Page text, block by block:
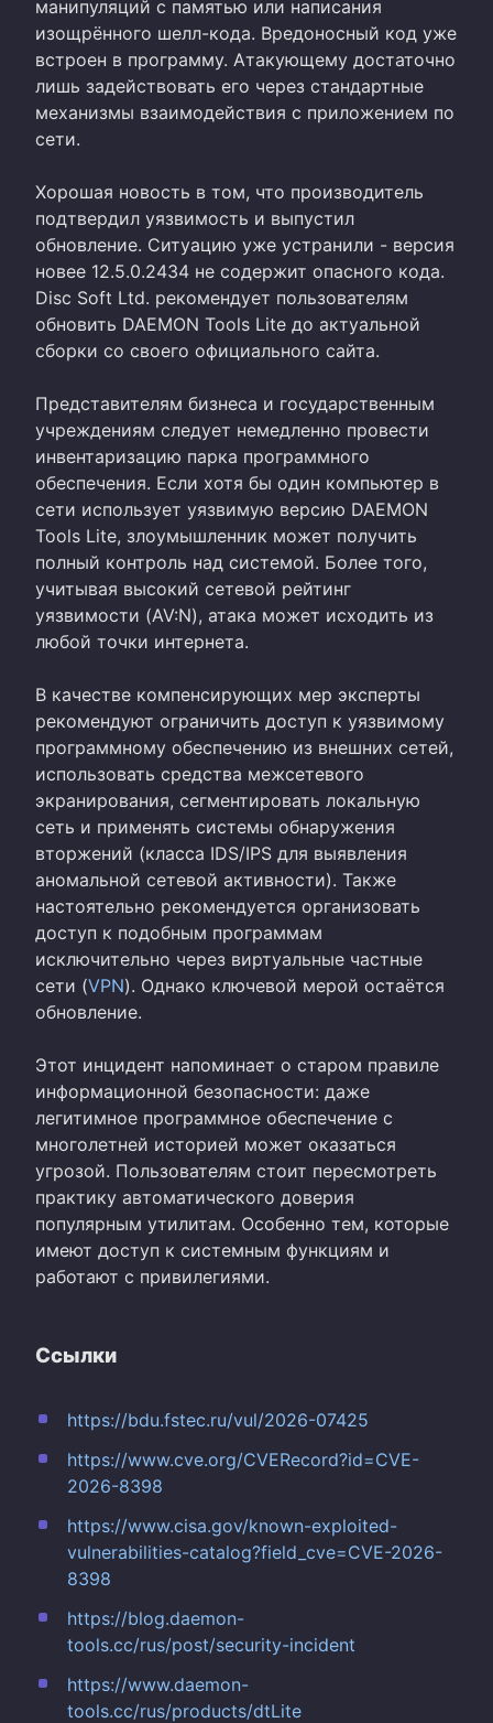
манипуляций с памятью или написания
изощрённого шелл-кода. Вредоносный код уже
встроен в программу. Атакующему достаточно
лишь задействовать его через стандартные
механизмы взаимодействия с приложением по
сети.
Хорошая новость в том, что производитель
подтвердил уязвимость и выпустил
обновление. Ситуацию уже устранили - версия
новее 12.5.0.2434 не содержит опасного кода.
Disc Soft Ltd. рекомендует пользователям
обновить DAEMON Tools Lite до актуальной
сборки со своего официального сайта.
Представителям бизнеса и государственным
учреждениям следует немедленно провести
инвентаризацию парка программного
обеспечения. Если хотя бы один компьютер в
сети использует уязвимую версию DAEMON
Tools Lite, злоумышленник может получить
полный контроль над системой. Более того,
учитывая высокий сетевой рейтинг
уязвимости (AV:N), атака может исходить из
любой точки интернета.
В качестве компенсирующих мер эксперты
рекомендуют ограничить доступ к уязвимому
программному обеспечению из внешних сетей,
использовать средства межсетевого
экранирования, сегментировать локальную
сеть и применять системы обнаружения
вторжений (класса IDS/IPS для выявления
аномальной сетевой активности). Также
настоятельно рекомендуется организовать
доступ к подобным программам
исключительно через виртуальные частные
сети (VPN). Однако ключевой мерой остаётся
обновление.
Этот инцидент напоминает о старом правиле
информационной безопасности: даже
легитимное программное обеспечение с
многолетней историей может оказаться
угрозой. Пользователям стоит пересмотреть
практику автоматического доверия
популярным утилитам. Особенно тем, которые
имеют доступ к системным функциям и
работают с привилегиями.
Ссылки
https://bdu.fstec.ru/vul/2026-07425
https://www.cve.org/CVERecord?id=CVE-
2026-8398
https://www.cisa.gov/known-exploited-
vulnerabilities-catalog?field_cve=CVE-2026-
8398
https://blog.daemon-
tools.cc/rus/post/security-incident
https://www.daemon-
tools.cc/rus/products/dtLite